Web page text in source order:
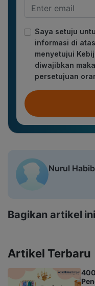
Saya setuju
informasi di
menyetujui
diwajibkan
persetujuan
Nurul
Bagikan artikel
Artikel Terbaru